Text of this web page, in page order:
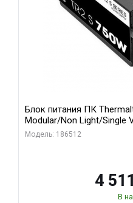
Блок питания ПК
Modular/Non Light/Single
Plus/EU/Non JP CAP/All
Модель: 186512
4
В